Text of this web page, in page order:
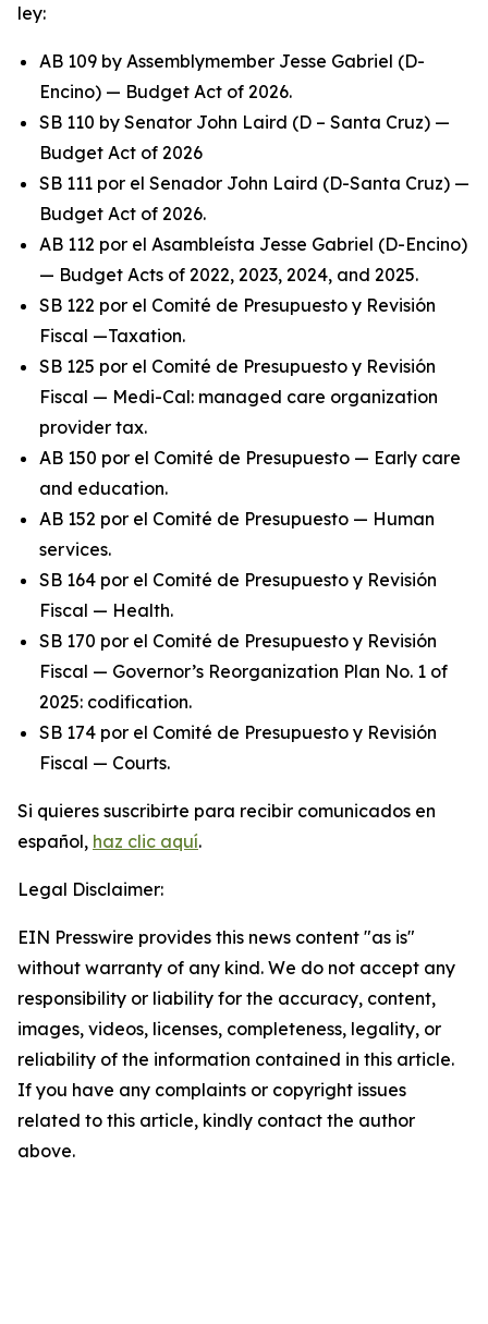
ley:
AB 109 by Assemblymember Jesse Gabriel (D-
Encino) — Budget Act of 2026.
SB 110 by Senator John Laird (D – Santa Cruz) —
Budget Act of 2026
SB 111 por el Senador John Laird (D-Santa Cruz) —
Budget Act of 2026.
AB 112 por el Asambleísta Jesse Gabriel (D-Encino)
— Budget Acts of 2022, 2023, 2024, and 2025.
SB 122 por el Comité de Presupuesto y Revisión
Fiscal —Taxation.
SB 125 por el Comité de Presupuesto y Revisión
Fiscal — Medi-Cal: managed care organization
provider tax.
AB 150 por el Comité de Presupuesto — Early care
and education.
AB 152 por el Comité de Presupuesto — Human
services.
SB 164 por el Comité de Presupuesto y Revisión
Fiscal — Health.
SB 170 por el Comité de Presupuesto y Revisión
Fiscal — Governor’s Reorganization Plan No. 1 of
2025: codification.
SB 174 por el Comité de Presupuesto y Revisión
Fiscal — Courts.
Si quieres suscribirte para recibir comunicados en
español, haz clic aquí.
Legal Disclaimer:
EIN Presswire provides this news content "as is"
without warranty of any kind. We do not accept any
responsibility or liability for the accuracy, content,
images, videos, licenses, completeness, legality, or
reliability of the information contained in this article.
If you have any complaints or copyright issues
related to this article, kindly contact the author
above.